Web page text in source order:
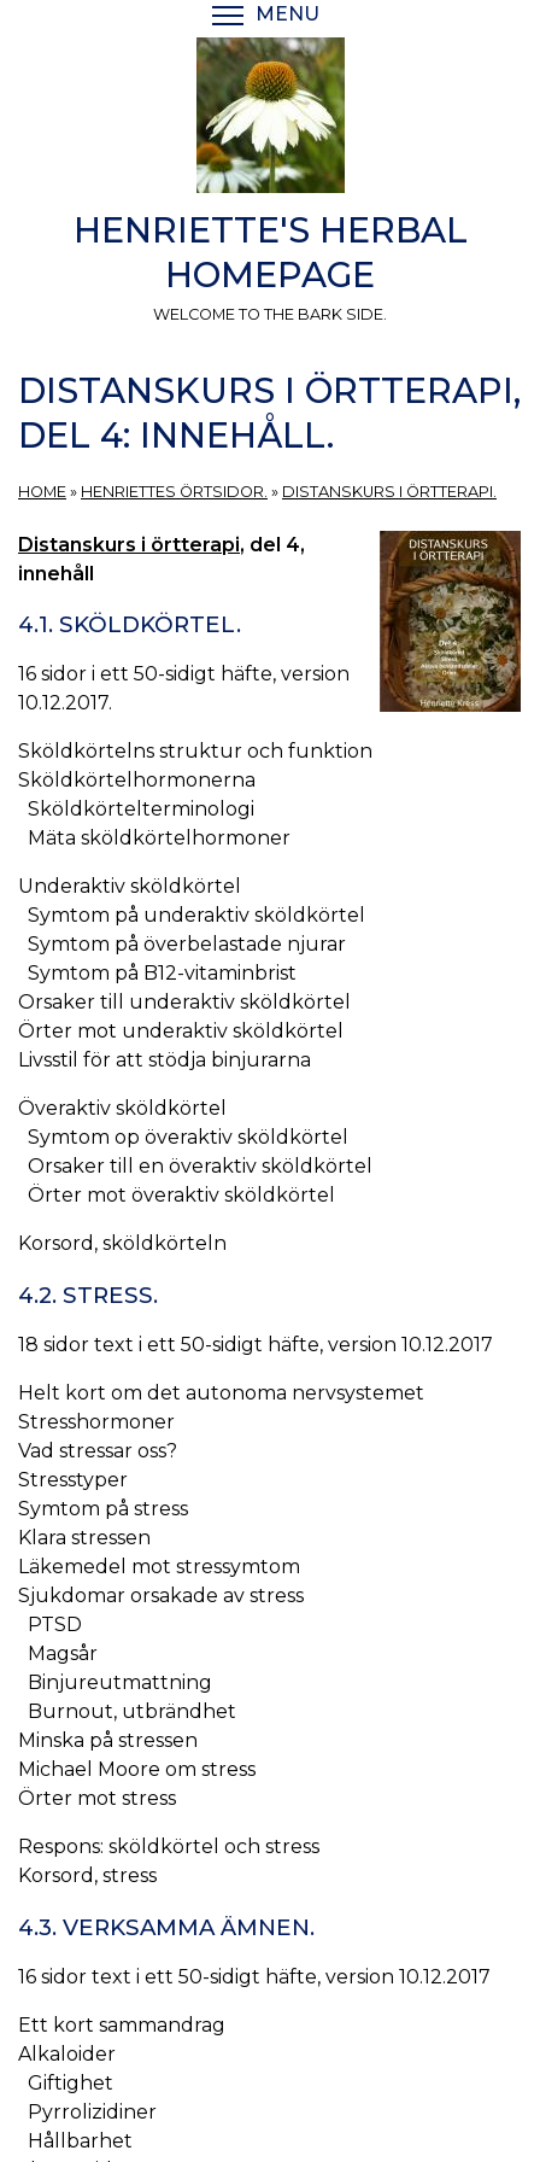
MENU
HENRIETTE'S HERBAL
HOMEPAGE
WELCOME TO THE BARK SIDE.
DISTANSKURS I ÖRTTERAPI,
DEL 4: INNEHÅLL.
HOME » HENRIETTES ÖRTSIDOR. » DISTANSKURS I ÖRTTERAPI.
Distanskurs i örtterapi, del 4,
innehåll
4.1. SKÖLDKÖRTEL.
16 sidor i ett 50-sidigt häfte, version
10.12.2017.
Sköldkörtelns struktur och funktion
Sköldkörtelhormonerna
Sköldkörtelterminologi
Mäta sköldkörtelhormoner
Underaktiv sköldkörtel
Symtom på underaktiv sköldkörtel
Symtom på överbelastade njurar
Symtom på B12-vitaminbrist
Orsaker till underaktiv sköldkörtel
Örter mot underaktiv sköldkörtel
Livsstil för att stödja binjurarna
Överaktiv sköldkörtel
Symtom op överaktiv sköldkörtel
Orsaker till en överaktiv sköldkörtel
Örter mot överaktiv sköldkörtel
Korsord, sköldkörteln
4.2. STRESS.
18 sidor text i ett 50-sidigt häfte, version 10.12.2017
Helt kort om det autonoma nervsystemet
Stresshormoner
Vad stressar oss?
Stresstyper
Symtom på stress
Klara stressen
Läkemedel mot stressymtom
Sjukdomar orsakade av stress
PTSD
Magsår
Binjureutmattning
Burnout, utbrändhet
Minska på stressen
Michael Moore om stress
Örter mot stress
Respons: sköldkörtel och stress
Korsord, stress
4.3. VERKSAMMA ÄMNEN.
16 sidor text i ett 50-sidigt häfte, version 10.12.2017
Ett kort sammandrag
Alkaloider
Giftighet
Pyrrolizidiner
Hållbarhet